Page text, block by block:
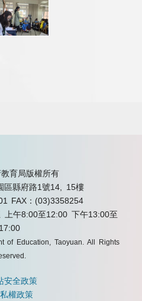
育局版權所有
區縣府路1號14, 15樓
FAX：(03)3358254
上午8:00至12:00 下午13:00至
17:00
of Education, Taoyuan. All Rights
安全政策
權政策